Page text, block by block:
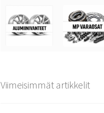
Viimeisimmät artikkelit